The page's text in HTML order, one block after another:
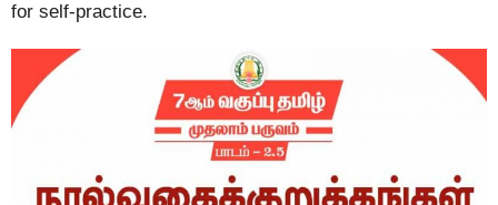
for self-practice.